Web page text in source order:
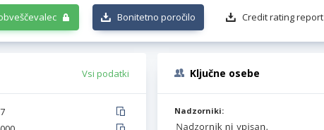
Bonitetno poročilo Credit rating report
Vsi podatki Ključne osebe
Nadzorniki: